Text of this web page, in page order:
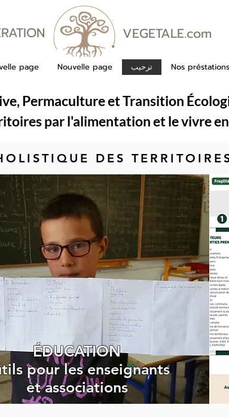
VEGETALE.com
page Nouvelle page ترحيب Nos préstations
Permaculture et Transition
par l'alimentation et le vivre
DES
ÉDUCATION
pour les enseignants
et associations